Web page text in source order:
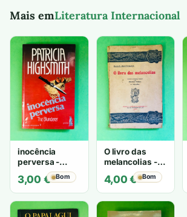
Mais emLiteratura Internacional
inocência
perversa -
PATRICIA
HIGHSMITH
3,00 € Bom
O livro das
melancolias -
Mantegazza
4,00€ Bom